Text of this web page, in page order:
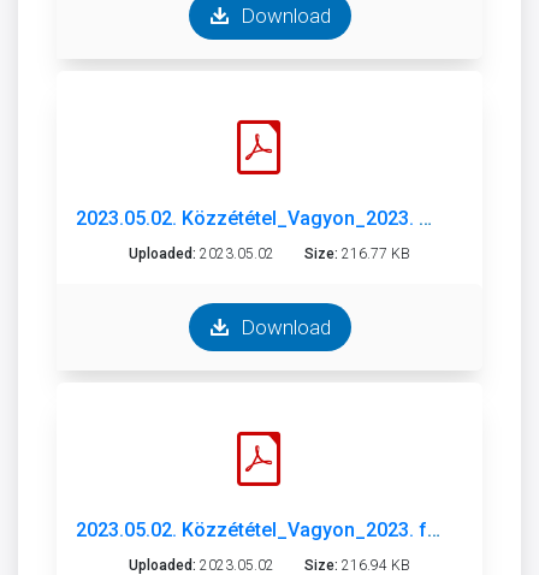
Download
2023.05.02. Közzététel_Vagyon_2023. március.pdf
Uploaded: 2023.05.02 Size: 216.77 KB
Download
2023.05.02. Közzététel_Vagyon_2023. február.pdf
Uploaded: 2023.05.02 Size: 216.94 KB